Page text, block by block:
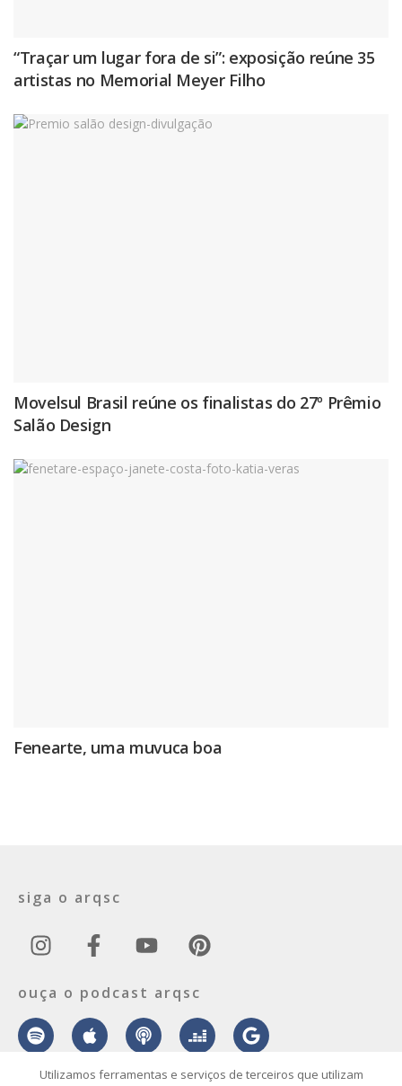
“Traçar um lugar fora de si”: exposição reúne 35
artistas no Memorial Meyer Filho
Movelsul Brasil reúne os finalistas do 27º Prêmio
Salão Design
Fenearte, uma muvuca boa
siga o arqsc
ouça o podcast arqsc
Utilizamos ferramentas e serviços de terceiros que utilizam